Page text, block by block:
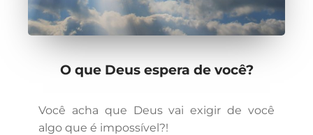
O que Deus espera de você?
Você acha que Deus vai exigir de você
algo que é impossível?!